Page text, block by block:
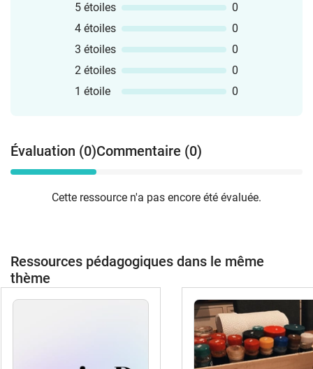
5 étoiles
0
4 étoiles
0
3 étoiles
0
2 étoiles
0
1 étoile
0
Évaluation (0)Commentaire (0)
Cette ressource n'a pas encore été évaluée.
Ressources pédagogiques dans le même
thème